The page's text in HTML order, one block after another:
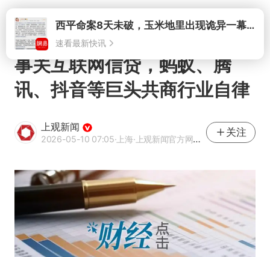
打开
事关互联网信贷，蚂蚁、腾
讯、抖音等巨头共商行业自律
上观新闻
2026-05-10 07:05·上海·上观新闻官方网易号
关注